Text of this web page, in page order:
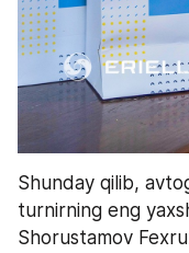
Shunday qilib,
turnirning eng
Shorustamov